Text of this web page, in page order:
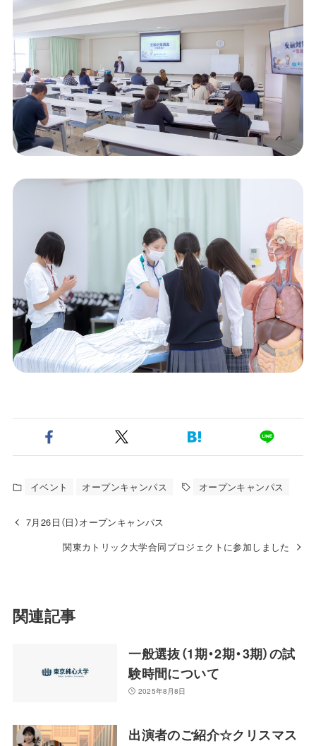
イベント オープンキャンパス オープンキャンパス
7月26日（日）オープンキャンパス
関東カトリック大学合同プロジェクトに参加しました
関連記事
一般選抜（1期・2期・3期）の試
験時間について
2025年8月8日
出演者のご紹介☆クリスマス